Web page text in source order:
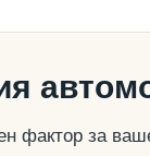
фактор за